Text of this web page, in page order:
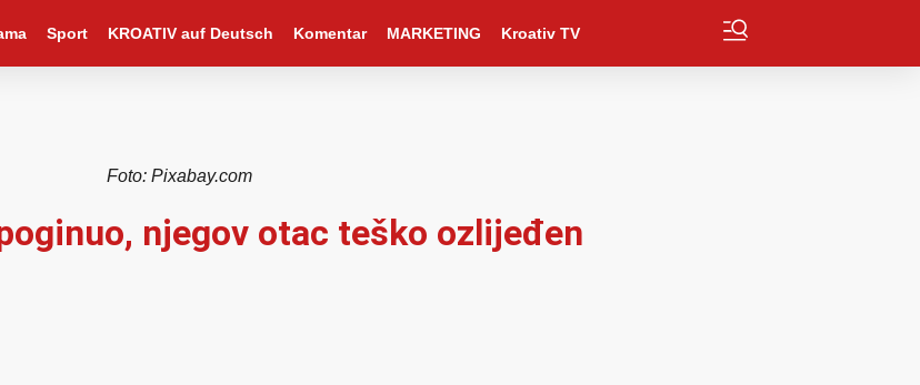
Sport KROATIV auf Deutsch Komentar MARKETING Kroativ TV
Foto: Pixabay.com
njegov otac teško ozlijeđen